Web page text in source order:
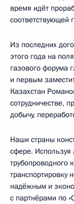
время идёт
соответствующей
Из последних
этого года на
газового форума
и первым
Казахстан
сотрудничестве,
добычу,
Наши страны
сфере. Используя
трубопроводного
транспортировку
надёжным и
с партнёрами по